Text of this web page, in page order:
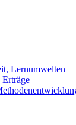
Lernumwelten